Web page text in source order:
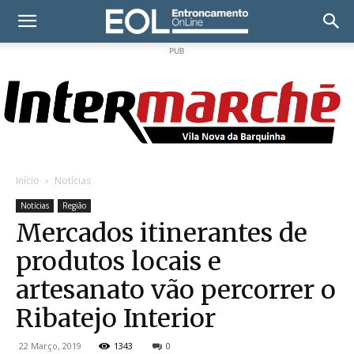
PUB
Início Notícias
Notícias Região
Mercados itinerantes de
produtos locais e
artesanato vão percorrer o
Ribatejo Interior
22 Março, 2019 1343 0